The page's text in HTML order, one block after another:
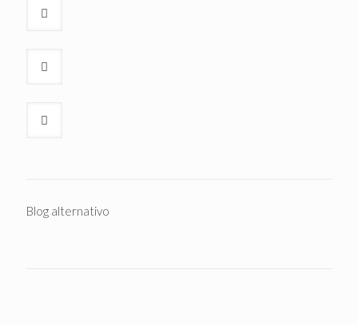
Blog alternativo